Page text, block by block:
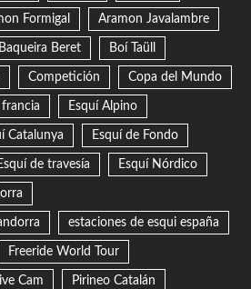
Formigal Aramon Javalambre
Baqueira Beret Boí Taüll
Competición Copa del Mundo
Esquí Alpino
Catalunya Esquí de Fondo
de travesía Esquí Nórdico
estaciones de esqui españa
Freeride World Tour
Cam Pirineo Catalán